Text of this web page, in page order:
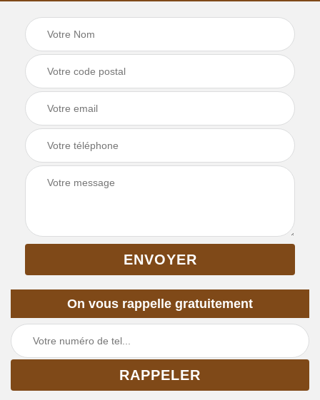
On vous rappelle gratuitement